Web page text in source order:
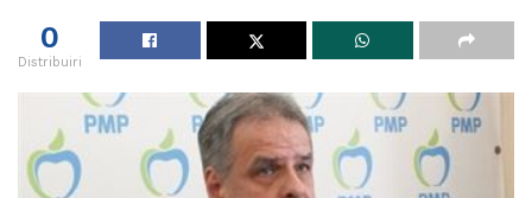
0
Distribuiri